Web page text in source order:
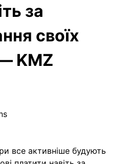
за
своїх
KMZ